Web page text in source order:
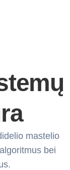
mastelio
bei